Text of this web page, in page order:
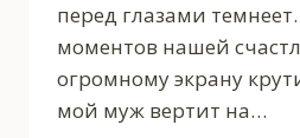
перед глазами
моментов нашей
огромному экрану
мой муж вертит на…